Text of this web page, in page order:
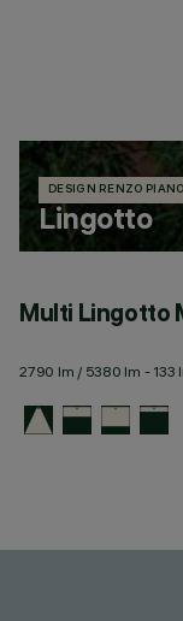
DESIGN RENZO PIANO
Lingotto
Multi Lingotto
2790 lm / 5380 lm - 133